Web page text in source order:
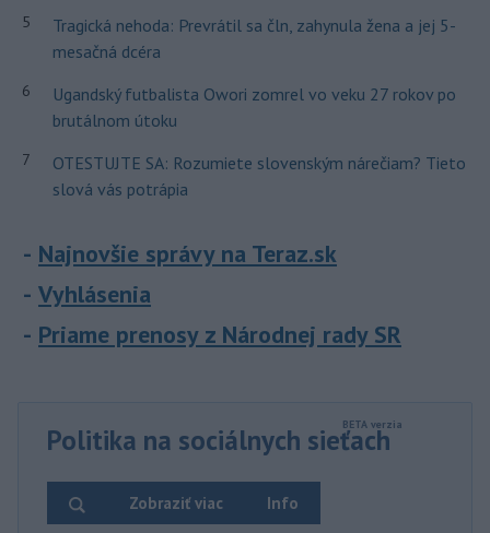
5
Tragická nehoda: Prevrátil sa čln, zahynula žena a jej 5-
mesačná dcéra
6
Ugandský futbalista Owori zomrel vo veku 27 rokov po
brutálnom útoku
7
OTESTUJTE SA: Rozumiete slovenským nárečiam? Tieto
slová vás potrápia
Najnovšie správy na Teraz.sk
Vyhlásenia
Priame prenosy z Národnej rady SR
Politika na sociálnych sieťach
Info
Zobraziť viac